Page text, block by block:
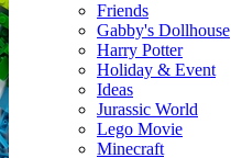
Friends
Gabby's Dollhouse
Harry Potter
Holiday & Event
Ideas
Jurassic World
Lego Movie
Minecraft